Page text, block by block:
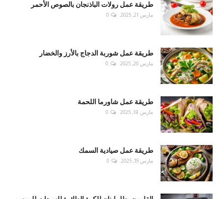
طريقة عمل رولات الباذنجان بالصوص الأحمر
مارس 21, 2025 0
طريقة عمل شوربة الدجاج بالأرز والخضار
مارس 20, 2025 0
طريقة عمل شاورما اللحمة
مارس 18, 2025 0
طريقة عمل صيادية السمك
مارس 19, 2025 0